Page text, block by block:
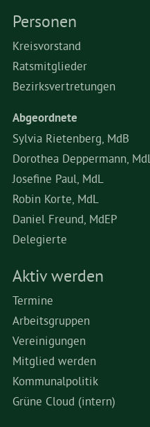
Personen
Kreisvorstand
Ratsmitglieder
Bezirksvertretungen
Abgeordnete
Sylvia Rietenberg, MdB
Dorothea Deppermann, MdL
Josefine Paul, MdL
Robin Korte, MdL
Daniel Freund, MdEP
Delegierte
Aktiv werden
Termine
Arbeitsgruppen
Vereinigungen
Mitglied werden
Kommunalpolitik
Grüne Cloud (intern)